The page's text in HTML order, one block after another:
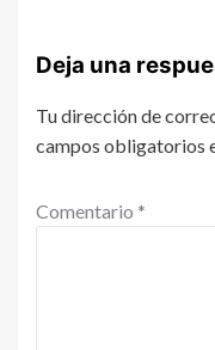
Deja una
Tu dirección de
campos obligatorios
Comentario *